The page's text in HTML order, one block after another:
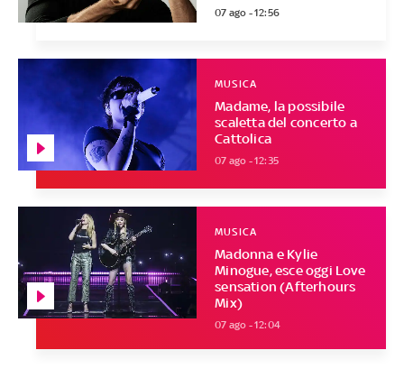
07 ago - 12:56
Madame, la possibile
scaletta del concerto a
Cattolica
MUSICA
07 ago - 12:35
Madonna e Kylie
Minogue, esce oggi Love
sensation (Afterhours
Mix)
MUSICA
07 ago - 12:04